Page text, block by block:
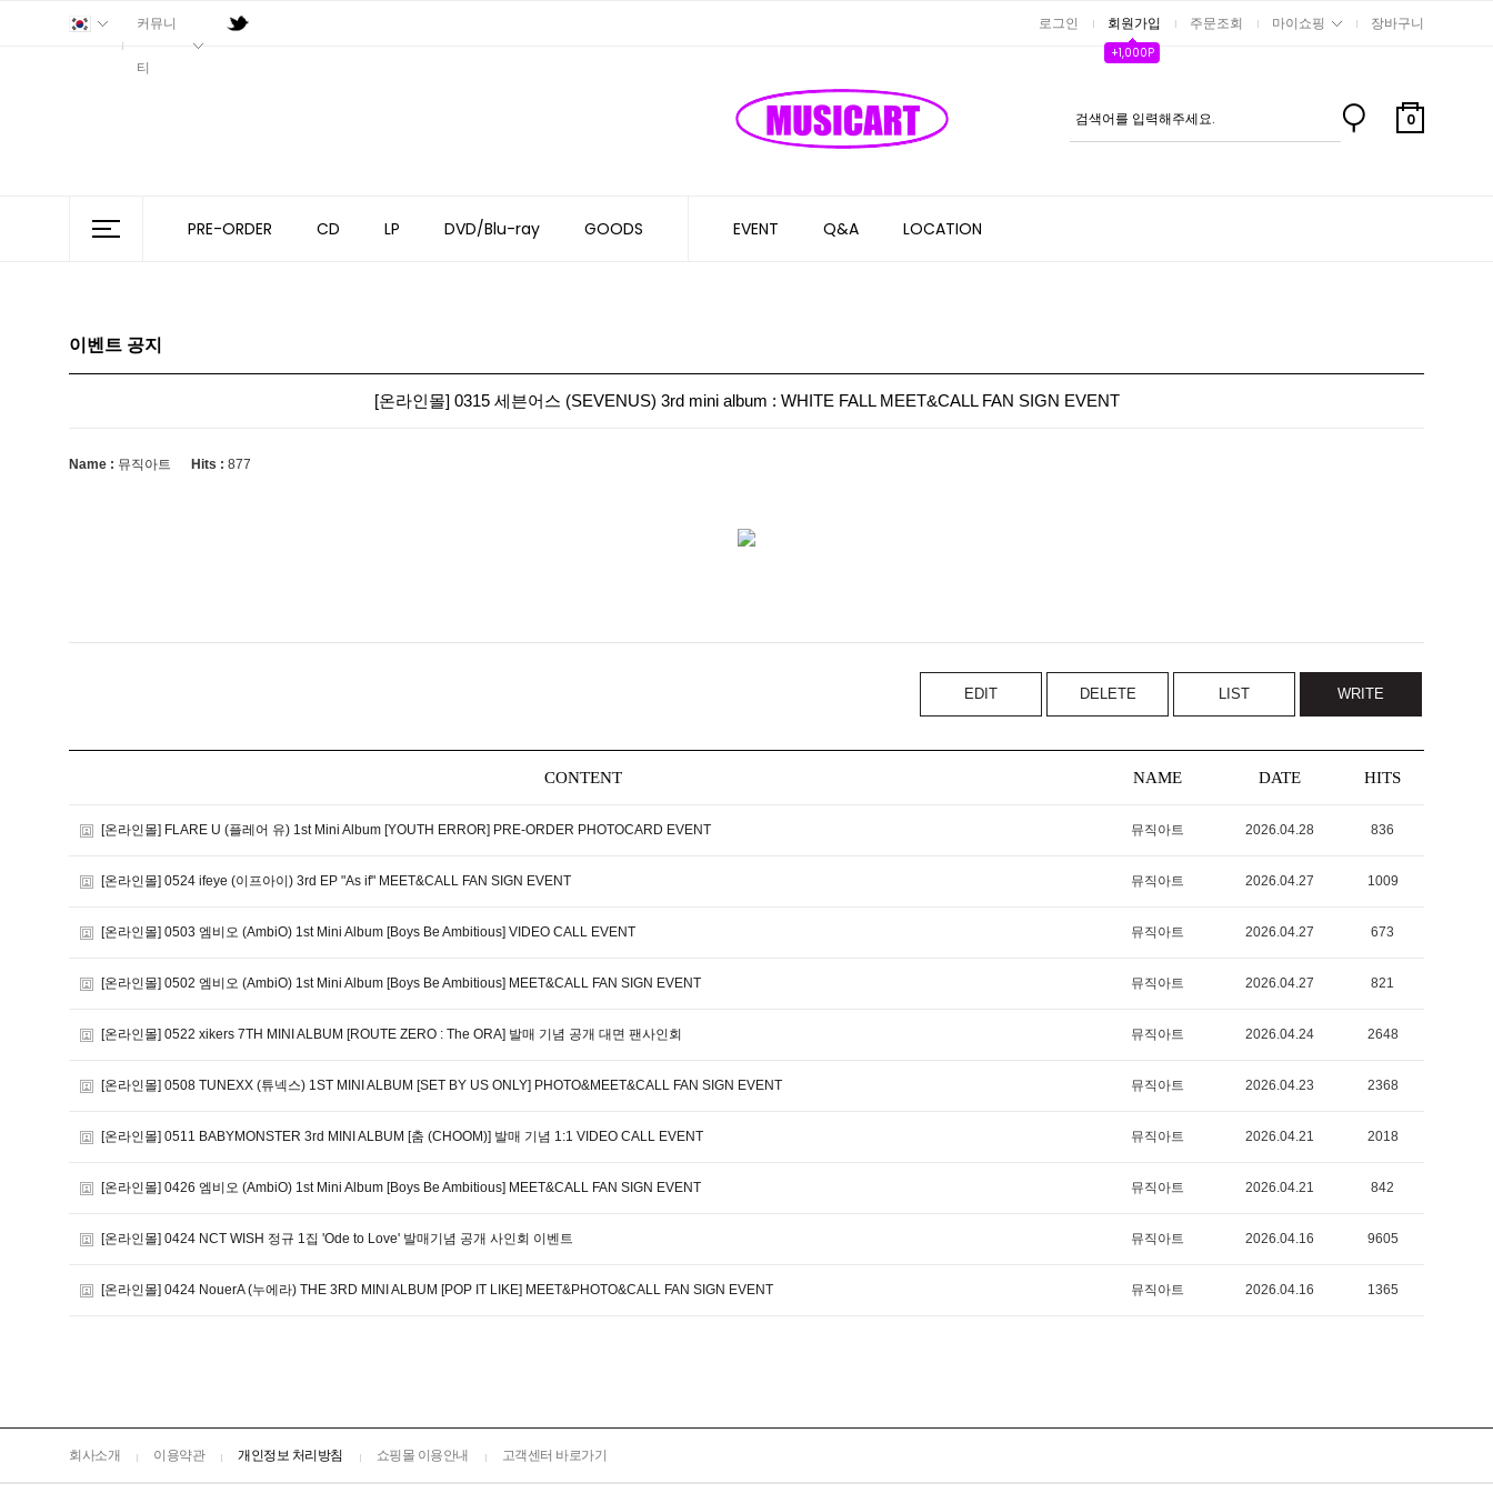
커뮤니
티
로그인 회원가입
+1,000P
주문조회 마이쇼핑 장바구니
0
PRE-ORDER CD LP DVD/Blu-ray GOODS EVENT Q&A LOCATION
이벤트 공지
[온라인몰] 0315 세븐어스 (SEVENUS) 3rd mini album : WHITE FALL MEET&CALL FAN SIGN EVENT
Name : 뮤직아트 Hits : 877
EDIT DELETE LIST WRITE
CONTENT NAME DATE HITS
[온라인몰] FLARE U (플레어 유) 1st Mini Album [YOUTH ERROR] PRE-ORDER PHOTOCARD EVENT 뮤직아트 2026.04.28 836
[온라인몰] 0524 ifeye (이프아이) 3rd EP "As if" MEET&CALL FAN SIGN EVENT 뮤직아트 2026.04.27 1009
[온라인몰] 0503 엠비오 (AmbiO) 1st Mini Album [Boys Be Ambitious] VIDEO CALL EVENT 뮤직아트 2026.04.27 673
[온라인몰] 0502 엠비오 (AmbiO) 1st Mini Album [Boys Be Ambitious] MEET&CALL FAN SIGN EVENT 뮤직아트 2026.04.27 821
[온라인몰] 0522 xikers 7TH MINI ALBUM [ROUTE ZERO : The ORA] 발매 기념 공개 대면 팬사인회 뮤직아트 2026.04.24 2648
[온라인몰] 0508 TUNEXX (튜넥스) 1ST MINI ALBUM [SET BY US ONLY] PHOTO&MEET&CALL FAN SIGN EVENT 뮤직아트 2026.04.23 2368
[온라인몰] 0511 BABYMONSTER 3rd MINI ALBUM [춤 (CHOOM)] 발매 기념 1:1 VIDEO CALL EVENT 뮤직아트 2026.04.21 2018
[온라인몰] 0426 엠비오 (AmbiO) 1st Mini Album [Boys Be Ambitious] MEET&CALL FAN SIGN EVENT 뮤직아트 2026.04.21 842
[온라인몰] 0424 NCT WISH 정규 1집 'Ode to Love' 발매기념 공개 사인회 이벤트 뮤직아트 2026.04.16 9605
[온라인몰] 0424 NouerA (누에라) THE 3RD MINI ALBUM [POP IT LIKE] MEET&PHOTO&CALL FAN SIGN EVENT 뮤직아트 2026.04.16 1365
회사소개 이용약관 개인정보 처리방침 쇼핑몰 이용안내 고객센터 바로가기